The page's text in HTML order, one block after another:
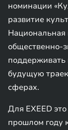
номинации
развитие
Национальная
общественно-
будущую
сферах.
Для EXEED
прошлом году